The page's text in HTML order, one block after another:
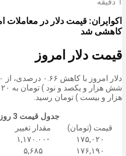
1 دقیقه
کاهشی شد
قیمت دلار امروز
هزار و بیست ) تومان رسید.
جدول قیمت 3 روز اخیر دلار
قیمت (تومان)
مقدار تغییر
۱۷۵,۰۲۰
-۱,۱۷۰.۰۰
۱۷۶,۱۹۰
۵,۶۸۵